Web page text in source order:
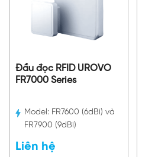
Đầu đọc RFID UROVO
FR7000 Series
Model: FR7600 (6dBi) và
FR7900 (9dBi)
Liên hệ